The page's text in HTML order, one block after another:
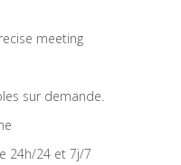
meeting
sur demande.
24h/24 et 7j/7